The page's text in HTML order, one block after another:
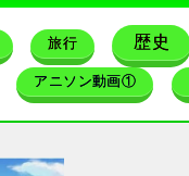
旅行 歴史
アニソン動画①